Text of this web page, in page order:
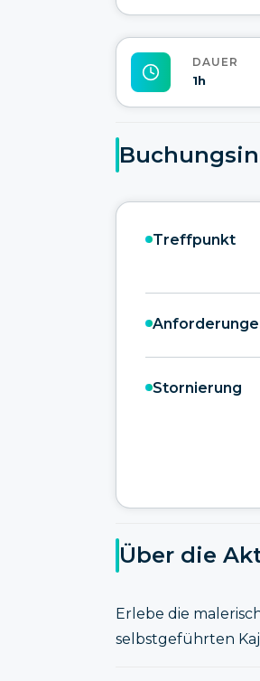
DAUER
1h
Treffpunkt
Stornierung
Über die
Erlebe die
selbstgeführten